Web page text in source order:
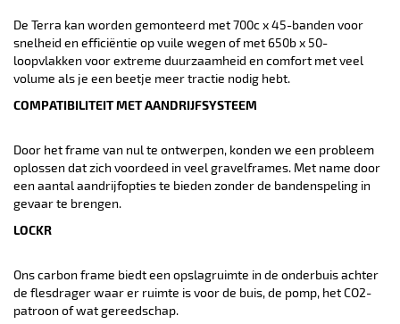
De Terra kan worden gemonteerd met 700c x 45-banden voor
snelheid en efficiëntie op vuile wegen of met 650b x 50-
loopvlakken voor extreme duurzaamheid en comfort met veel
volume als je een beetje meer tractie nodig hebt.
COMPATIBILITEIT MET AANDRIJFSYSTEEM
Door het frame van nul te ontwerpen, konden we een probleem
oplossen dat zich voordeed in veel gravelframes. Met name door
een aantal aandrijfopties te bieden zonder de bandenspeling in
gevaar te brengen.
LOCKR
Ons carbon frame biedt een opslagruimte in de onderbuis achter
de flesdrager waar er ruimte is voor de buis, de pomp, het CO2-
patroon of wat gereedschap.